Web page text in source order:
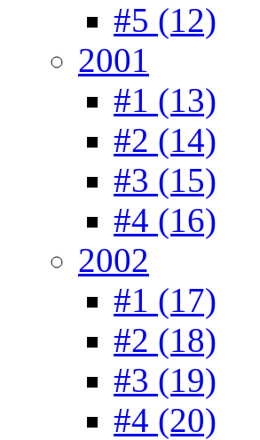
#5 (12)
2001
#1 (13)
#2 (14)
#3 (15)
#4 (16)
2002
#1 (17)
#2 (18)
#3 (19)
#4 (20)